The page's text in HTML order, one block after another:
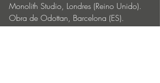
Monolith Studio, Londres (Reino Unido).
Obra de Odottan, Barcelona (ES).
Promoción de Dispersion PR, Staines